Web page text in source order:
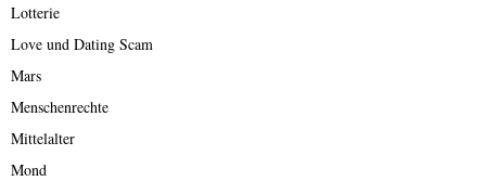
Lotterie
Love und Dating Scam
Mars
Menschenrechte
Mittelalter
Mond